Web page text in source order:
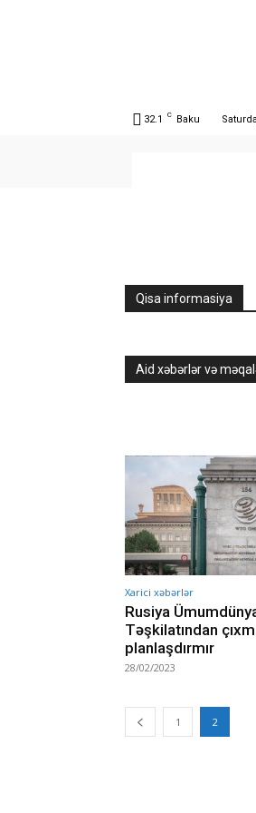
32.1 C Baku
Qisa informasiya
Aid xəbərlər və
Xarici xəbərlər
Rusiya
Təşkilatından
planlaşdırmır
28/02/2023
1 2